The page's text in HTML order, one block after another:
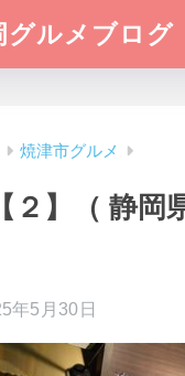
グルメブログ
焼津市グルメ
２】（ 静
年5月30日